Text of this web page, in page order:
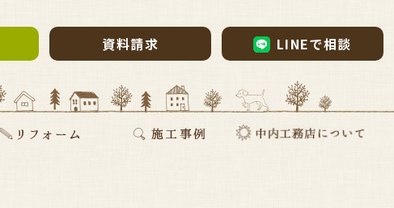
資料請求 LINEで相談